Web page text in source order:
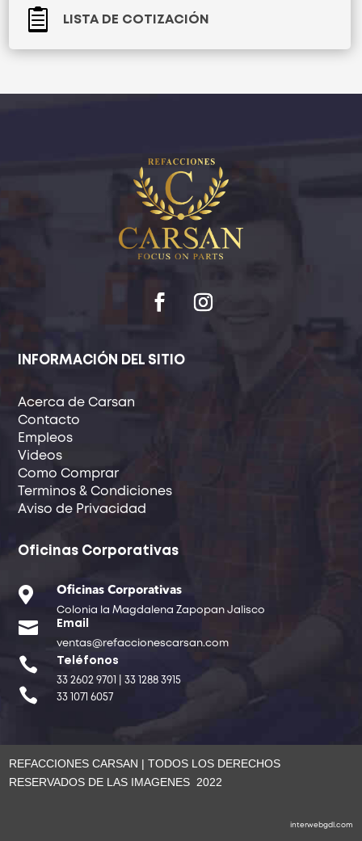
 LISTA DE COTIZACIÓN
INFORMACIÓN DEL SITIO
Acerca de Carsan
Contacto
Empleos
Videos
Como Comprar
Terminos & Condiciones
Aviso de Privacidad
Oficinas Corporativas
 Oficinas Corporativas
Colonia la Magdalena Zapopan Jalisco
 Email
ventas@refaccionescarsan.com
 Teléfonos
33 2602 9701 | 33 1288 3915
 33 1071 6057
REFACCIONES CARSAN | TODOS LOS DERECHOS
RESERVADOS DE LAS IMAGENES 2022
interwebgdl.com